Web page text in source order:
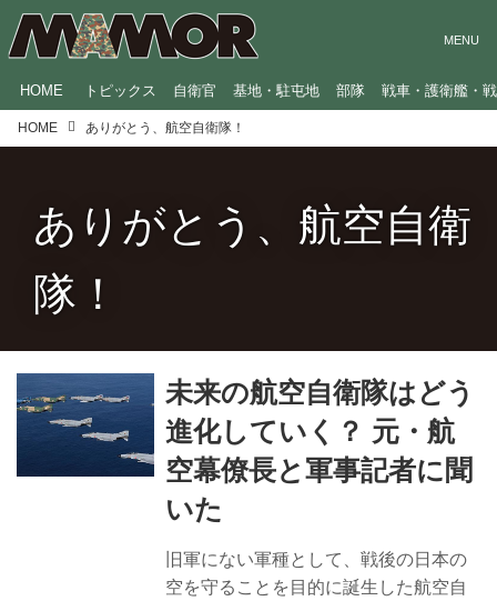
HOME トピックス 自衛官 基地・駐屯地 部隊 戦車・護衛艦・
HOME ありがとう、航空自衛隊！
ありがとう、航空自衛
隊！
未来の航空自衛隊はどう
進化していく？ 元・航
空幕僚長と軍事記者に聞
いた
旧軍にない軍種として、戦後の日本の
空を守ることを目的に誕生した航空自